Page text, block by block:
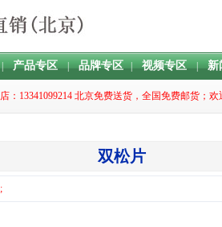
| 产品专区 | 品牌专区 | 视频专区 | 新
：13341099214 北京免费送货，全国免费邮货
双松片